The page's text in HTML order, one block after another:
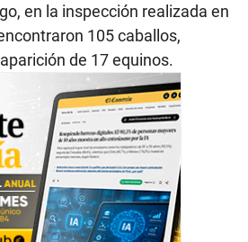
en la inspección realizada en
105 caballos,
de 17 equinos.